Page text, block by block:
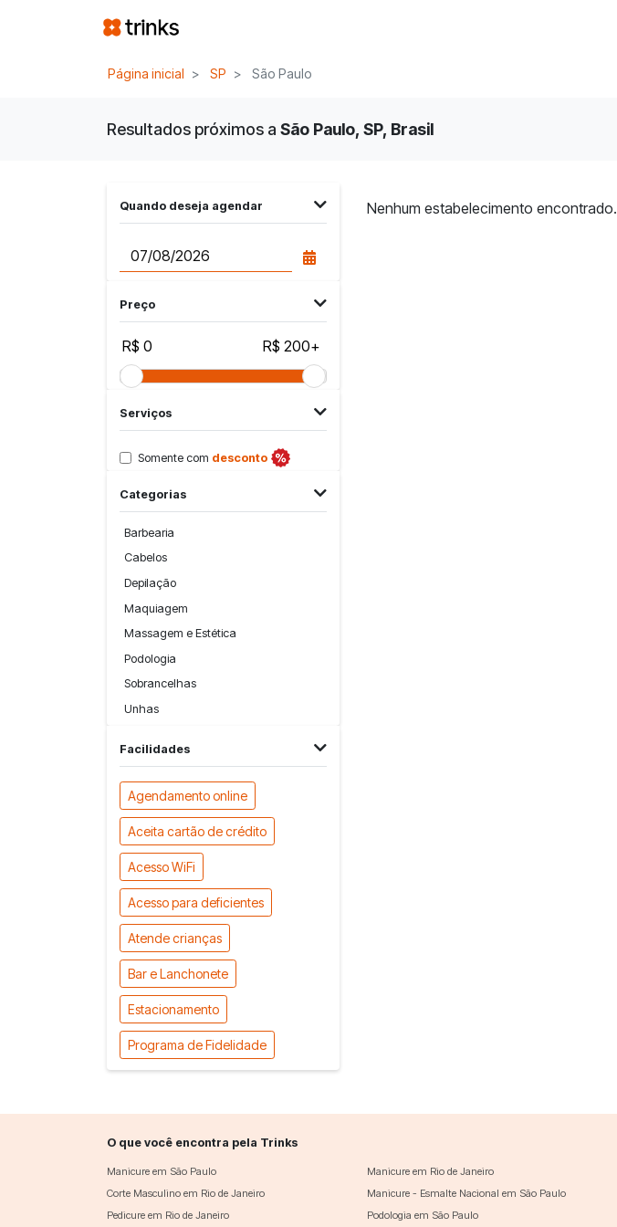
Página inicial SP São Paulo
Resultados próximos a São Paulo, SP, Brasil
Quando deseja agendar
Preço
R$ 0 R$ 200+
Serviços
Somente com desconto
Categorias
Barbearia
Cabelos
Depilação
Maquiagem
Massagem e Estética
Podologia
Sobrancelhas
Unhas
Facilidades
Agendamento online
Aceita cartão de crédito
Acesso WiFi
Acesso para deficientes
Atende crianças
Bar e Lanchonete
Estacionamento
Programa de Fidelidade
Nenhum estabelecimento encontrado.
O que você encontra pela Trinks
Manicure em São Paulo Manicure em Rio de Janeiro
Corte Masculino em Rio de Janeiro
Manicure - Esmalte Nacional em São Paulo
Pedicure em Rio de Janeiro
Podologia em São Paulo